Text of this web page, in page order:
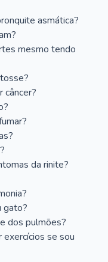
asmática?
mesmo tendo
câncer?
da rinite?
gato?
dos pulmões?
exercícios se sou